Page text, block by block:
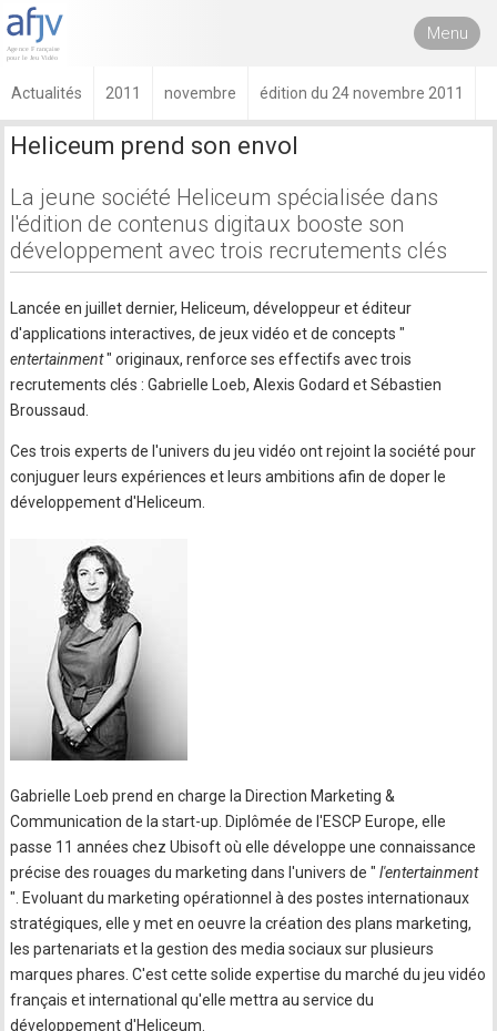
Menu
Actualités 2011 novembre édition du 24 novembre 2011
Heliceum prend son envol
La jeune société Heliceum spécialisée dans
l'édition de contenus digitaux booste son
développement avec trois recrutements clés
Lancée en juillet dernier, Heliceum, développeur et éditeur
d'applications interactives, de jeux vidéo et de concepts "
entertainment" originaux, renforce ses effectifs avec trois
recrutements clés : Gabrielle Loeb, Alexis Godard et Sébastien
Broussaud.
Ces trois experts de l'univers du jeu vidéo ont rejoint la société pour
conjuguer leurs expériences et leurs ambitions afin de doper le
développement d'Heliceum.
Gabrielle Loeb prend en charge la Direction Marketing &
Communication de la start-up. Diplômée de l'ESCP Europe, elle
passe 11 années chez Ubisoft où elle développe une connaissance
précise des rouages du marketing dans l'univers de " l'entertainment
". Evoluant du marketing opérationnel à des postes internationaux
stratégiques, elle y met en oeuvre la création des plans marketing,
les partenariats et la gestion des media sociaux sur plusieurs
marques phares. C'est cette solide expertise du marché du jeu vidéo
français et international qu'elle mettra au service du
développement d'Heliceum.